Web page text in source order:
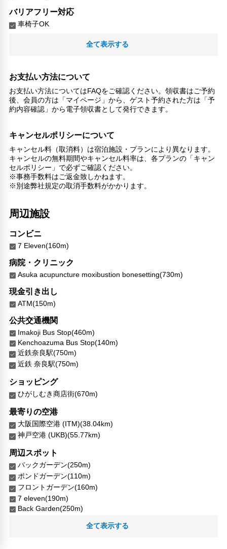
バリアフリー対応
車椅子OK
北京語
その他サービス
24時間フロント対応
フードデリバリー
リネン・衣類の湯洗い
キャッシュレス支払いサービス
全て表示する
お支払い方法について
お支払い方法についてはFAQをご確認ください。領収書はご予約
後、会員の方は「マイページ」から、ゲスト予約された方は「予
約内容確認」から電子領収書として発行できます。
キャンセルポリシーについて
キャンセル料（取消料）は宿泊施設・プランにより異なります。
キャンセルの無料期間やキャンセル料率は、各プランの「キャン
セルポリシー」で必ずご確認ください。
※事務手数料はご返金致しかねます。
※別途弊社規定の取消手数料がかかります。
周辺施設
コンビニ
7 Eleven(160m)
病院・クリニック
Asuka acupuncture moxibustion bonesetting(730m)
現金引き出し
ATM(150m)
公共交通機関
Imakoji Bus Stop(460m)
Kenchoazuma Bus Stop(140m)
近鉄奈良駅(750m)
近鉄 奈良駅(750m)
ショッピング
ひがしむき商店街(670m)
最寄りの空港
大阪国際空港 (ITM)(38.04km)
神戸空港 (UKB)(55.77km)
周辺スポット
バックガーデン(250m)
ポンドガーデン(110m)
フロントガーデン(160m)
7 eleven(190m)
Back Garden(250m)
全て表示する